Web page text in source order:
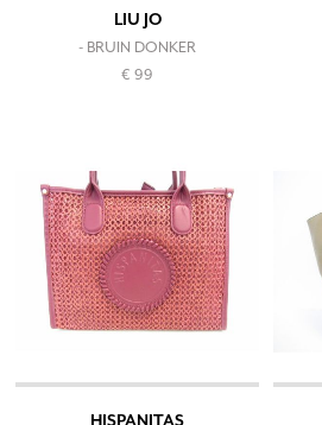
LIU JO
- BRUIN DONKER
€ 99
HISPANITAS